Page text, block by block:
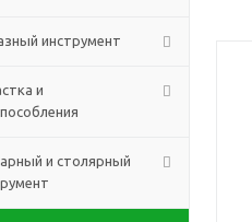
инструмент
и
и столярный